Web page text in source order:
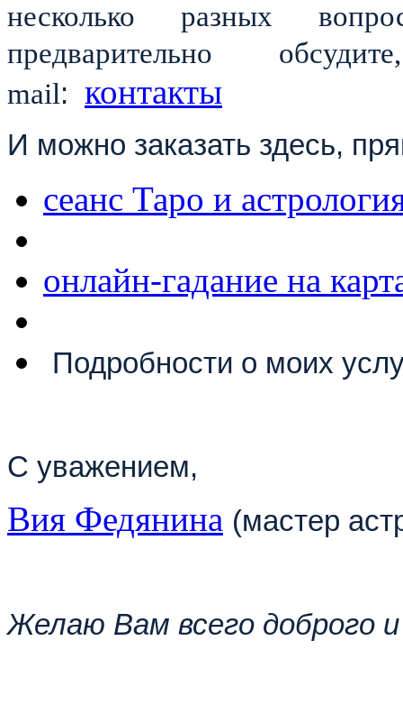
несколько разных
предварительно
mail: контакты
И можно заказать здесь,
сеанс Таро и
онлайн-гадание на
Подробности о моих
С уважением,
Вия Федянина (мастер
Желаю Вам всего доброго